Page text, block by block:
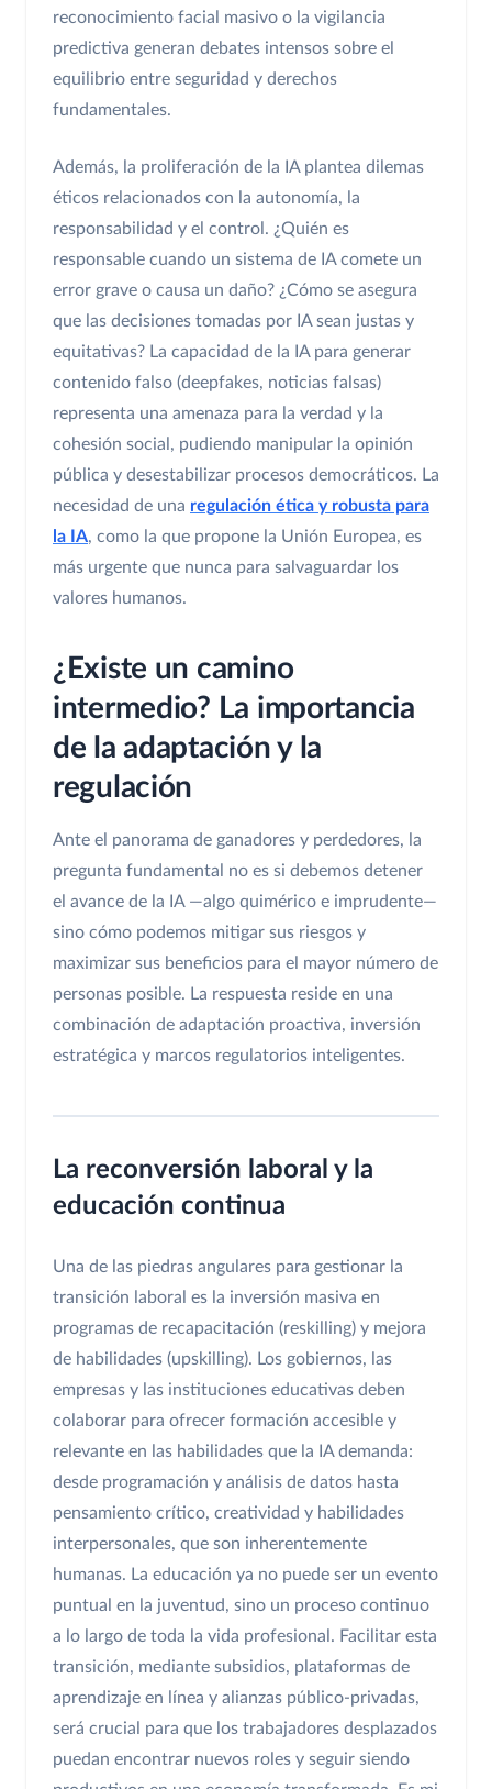
reconocimiento facial masivo o la vigilancia
predictiva generan debates intensos sobre el
equilibrio entre seguridad y derechos
fundamentales.
Además, la proliferación de la IA plantea dilemas
éticos relacionados con la autonomía, la
responsabilidad y el control. ¿Quién es
responsable cuando un sistema de IA comete un
error grave o causa un daño? ¿Cómo se asegura
que las decisiones tomadas por IA sean justas y
equitativas? La capacidad de la IA para generar
contenido falso (deepfakes, noticias falsas)
representa una amenaza para la verdad y la
cohesión social, pudiendo manipular la opinión
pública y desestabilizar procesos democráticos. La
necesidad de una regulación ética y robusta para
la IA, como la que propone la Unión Europea, es
más urgente que nunca para salvaguardar los
valores humanos.
¿Existe un camino
intermedio? La importancia
de la adaptación y la
regulación
Ante el panorama de ganadores y perdedores, la
pregunta fundamental no es si debemos detener
el avance de la IA —algo quimérico e imprudente—
sino cómo podemos mitigar sus riesgos y
maximizar sus beneficios para el mayor número de
personas posible. La respuesta reside en una
combinación de adaptación proactiva, inversión
estratégica y marcos regulatorios inteligentes.
La reconversión laboral y la
educación continua
Una de las piedras angulares para gestionar la
transición laboral es la inversión masiva en
programas de recapacitación (reskilling) y mejora
de habilidades (upskilling). Los gobiernos, las
empresas y las instituciones educativas deben
colaborar para ofrecer formación accesible y
relevante en las habilidades que la IA demanda:
desde programación y análisis de datos hasta
pensamiento crítico, creatividad y habilidades
interpersonales, que son inherentemente
humanas. La educación ya no puede ser un evento
puntual en la juventud, sino un proceso continuo
a lo largo de toda la vida profesional. Facilitar esta
transición, mediante subsidios, plataformas de
aprendizaje en línea y alianzas público-privadas,
será crucial para que los trabajadores desplazados
puedan encontrar nuevos roles y seguir siendo